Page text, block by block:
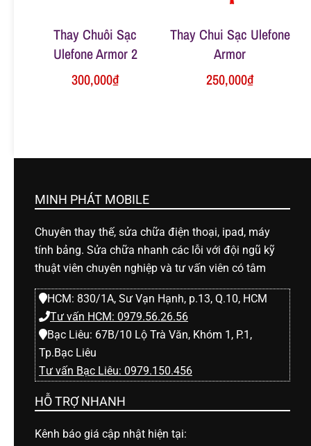
Thay Chuôi Sạc
Ulefone Armor 2
300,000₫
Thay Chui Sạc Ulefone
Armor
250,000₫
MINH PHÁT MOBILE
Chuyên thay thế, sửa chữa điện thoại, ipad, máy
tính bảng. Sửa chữa nhanh các lỗi với đội ngũ kỹ
thuật viên chuyên nghiệp và tư vấn viên có tâm
HCM: 830/1A, Sư Vạn Hạnh, p.13, Q.10, HCM
Tư vấn HCM: 0979.56.26.56
Bạc Liêu: 67B/10 Lộ Trà Văn, Khóm 1, P.1,
Tp.Bạc Liêu
Tư vấn Bạc Liêu: 0979.150.456
HỖ TRỢ NHANH
Kênh báo giá cập nhật hiện tại: